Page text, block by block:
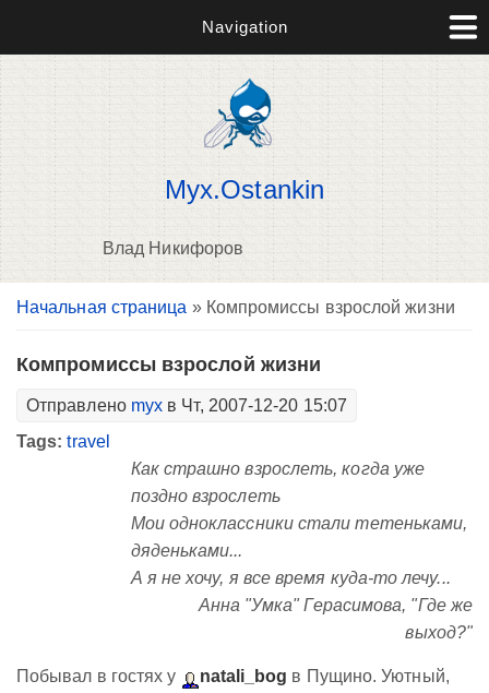
Navigation
Myx.Ostankin
Влад Никифоров
Вы здесь
Начальная страница » Компромиссы взрослой жизни
Компромиссы взрослой жизни
Отправлено myx в Чт, 2007-12-20 15:07
Tags:travel
Как страшно взрослеть, когда уже
поздно взрослеть
Мои одноклассники стали тетеньками,
дяденьками...
А я не хочу, я все время куда-то лечу...
Анна "Умка" Герасимова, "Где же
выход?"
Побывал в гостях у natali_bog в Пущино. Уютный,